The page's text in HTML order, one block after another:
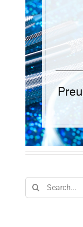
Search
for: